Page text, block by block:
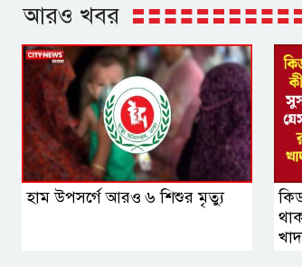
আরও খবর
হাম উপসর্গে আরও ৬ শিশুর মৃত্যু